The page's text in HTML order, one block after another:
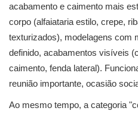
acabamento e caimento mais
corpo (alfaiataria estilo, crepe,
texturizados), modelagens com
definido, acabamentos visíveis
caimento, fenda lateral).
reunião importante, ocasião
Ao mesmo tempo, a categoria